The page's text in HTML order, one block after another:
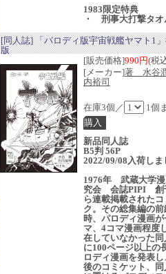
1983限定特典
・ 刑事大打撃タオ
[同人誌] 「パロディ版宇宙戦艦ヤマト1
版
[販売価格]990円(税
[メーカー]著 水谷
内裕司
在庫3個／ 1個
新品同人誌
B5判 56P
2022/09/08入荷しま
1976年 武蔵大学
究会 会誌PIPI 創
ら連載掲載されたコ
ク。その総集編の
時、パロディ漫画が
マ、4コマ漫画程度
在していなかった同
に100ページ以上の
ロディ漫画を発表
後のコミケット、同